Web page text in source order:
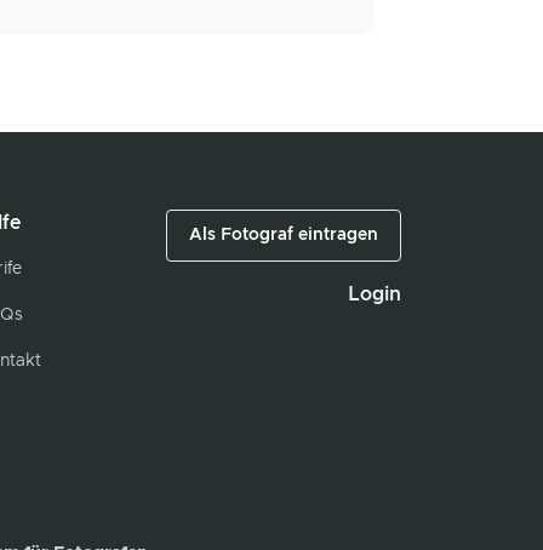
Als Fotograf eintragen
Login